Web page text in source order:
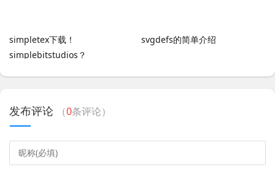
simpletex下载！
simplebitstudios？
svgdefs的简单介绍
发布评论 （0条评论）